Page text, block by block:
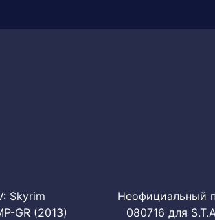
Skyrim
GR (2013)
Неофициальный
080716 для